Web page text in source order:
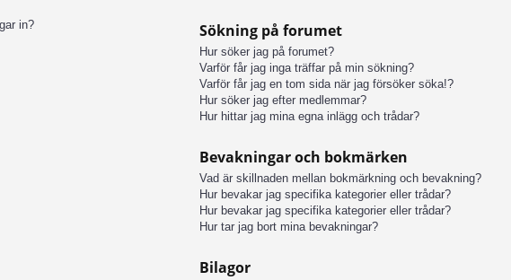
in?
Sökning på forumet
Hur söker jag på forumet?
Varför får jag inga träffar på min sökning?
Varför får jag en tom sida när jag försöker söka!?
Hur söker jag efter medlemmar?
Hur hittar jag mina egna inlägg och trådar?
Bevakningar och bokmärken
Vad är skillnaden mellan bokmärkning och bevakning?
Hur bevakar jag specifika kategorier eller trådar?
Hur bevakar jag specifika kategorier eller trådar?
Hur tar jag bort mina bevakningar?
Bilagor